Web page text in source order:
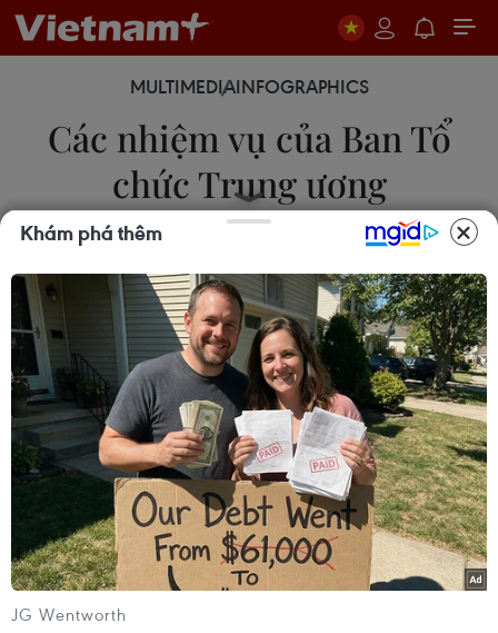
MULTIMEDIAINFOGRAPHICS
Các nhiệm vụ của Ban Tổ
chức Trung ương
Chủ trì, phối hợp với các cơ quan có liên quan
tham mưu Bộ Chính trị, Ban Bí thư triển khai các
nhiệm vụ về chuẩn bị Đại hội XIV của Đảng; ban
hành các quyết định về công tác cán bộ theo Kế
hoạch.
Khám phá thêm
JG Wentworth